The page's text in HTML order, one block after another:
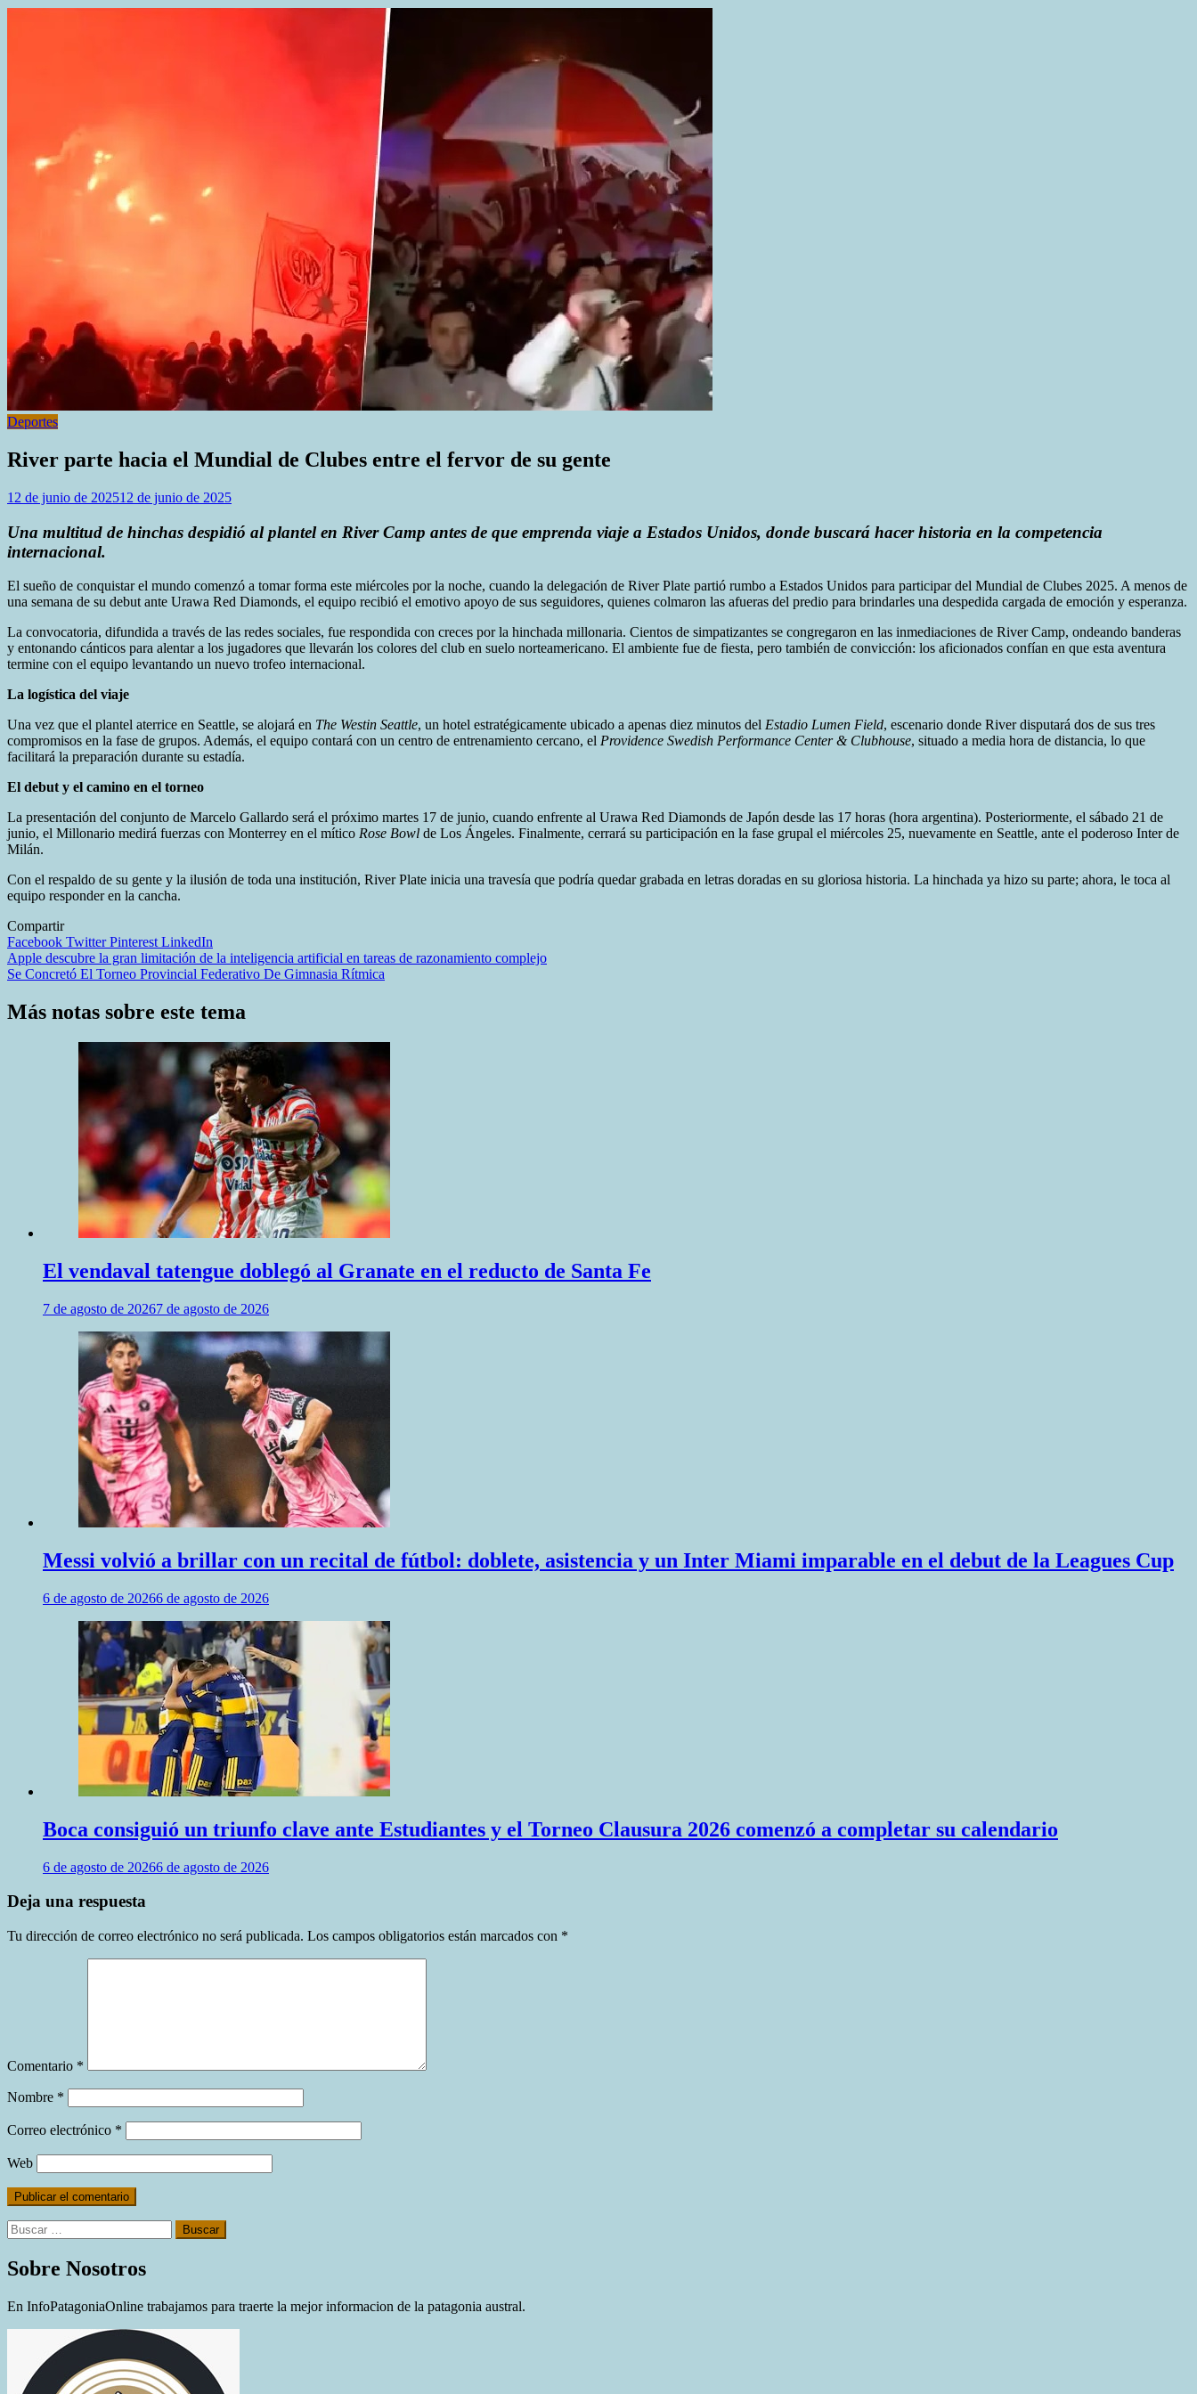
Deportes
River parte hacia el Mundial de Clubes entre el fervor de su gente
12 de junio de 202512 de junio de 2025
Una multitud de hinchas despidió al plantel en River Camp antes de que emprenda viaje a Estados Unidos, donde buscará hacer historia en la competencia
internacional.
El sueño de conquistar el mundo comenzó a tomar forma este miércoles por la noche, cuando la delegación de River Plate partió rumbo a Estados Unidos para participar del Mundial de Clubes 2025. A menos de
una semana de su debut ante Urawa Red Diamonds, el equipo recibió el emotivo apoyo de sus seguidores, quienes colmaron las afueras del predio para brindarles una despedida cargada de emoción y esperanza.
La convocatoria, difundida a través de las redes sociales, fue respondida con creces por la hinchada millonaria. Cientos de simpatizantes se congregaron en las inmediaciones de River Camp, ondeando banderas
y entonando cánticos para alentar a los jugadores que llevarán los colores del club en suelo norteamericano. El ambiente fue de fiesta, pero también de convicción: los aficionados confían en que esta aventura
termine con el equipo levantando un nuevo trofeo internacional.
La logística del viaje
Una vez que el plantel aterrice en Seattle, se alojará en The Westin Seattle, un hotel estratégicamente ubicado a apenas diez minutos del Estadio Lumen Field, escenario donde River disputará dos de sus tres
compromisos en la fase de grupos. Además, el equipo contará con un centro de entrenamiento cercano, el Providence Swedish Performance Center & Clubhouse, situado a media hora de distancia, lo que
facilitará la preparación durante su estadía.
El debut y el camino en el torneo
La presentación del conjunto de Marcelo Gallardo será el próximo martes 17 de junio, cuando enfrente al Urawa Red Diamonds de Japón desde las 17 horas (hora argentina). Posteriormente, el sábado 21 de
junio, el Millonario medirá fuerzas con Monterrey en el mítico Rose Bowl de Los Ángeles. Finalmente, cerrará su participación en la fase grupal el miércoles 25, nuevamente en Seattle, ante el poderoso Inter de
Milán.
Con el respaldo de su gente y la ilusión de toda una institución, River Plate inicia una travesía que podría quedar grabada en letras doradas en su gloriosa historia. La hinchada ya hizo su parte; ahora, le toca al
equipo responder en la cancha.
Compartir
Facebook TwitterPinterest LinkedIn
Navegación
de
entradas
Apple descubre la gran limitación de la inteligencia artificial en tareas de razonamiento complejo
Se Concretó El Torneo Provincial Federativo De Gimnasia Rítmica
Más notas sobre este tema
El vendaval tatengue doblegó al Granate en el reducto de Santa Fe
7 de agosto de 20267 de agosto de 2026
Messi volvió a brillar con un recital de fútbol: doblete, asistencia y un Inter Miami imparable en el debut de la Leagues Cup
6 de agosto de 20266 de agosto de 2026
Boca consiguió un triunfo clave ante Estudiantes y el Torneo Clausura 2026 comenzó a completar su calendario
6 de agosto de 20266 de agosto de 2026
Deja una respuesta
Tu dirección de correo electrónico no será publicada. Los campos obligatorios están marcados con *
Comentario *
Nombre *
Correo electrónico *
Web
Buscar:
Sobre Nosotros
En InfoPatagoniaOnline trabajamos para traerte la mejor informacion de la patagonia austral.